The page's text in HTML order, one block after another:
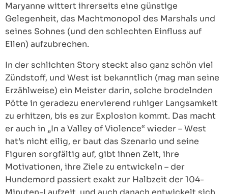
Maryanne wittert ihrerseits eine günstige
Gelegenheit, das Machtmonopol des Marshals und
seines Sohnes (und den schlechten Einfluss auf
Ellen) aufzubrechen.
In der schlichten Story steckt also ganz schön viel
Zündstoff, und West ist bekanntlich (mag man seine
Erzählweise) ein Meister darin, solche brodelnden
Pötte in geradezu enervierend ruhiger Langsamkeit
zu erhitzen, bis es zur Explosion kommt. Das macht
er auch in „In a Valley of Violence“ wieder – West
hat’s nicht eilig, er baut das Szenario und seine
Figuren sorgfältig auf, gibt ihnen Zeit, ihre
Motivationen, ihre Ziele zu entwickeln – der
Hundemord passiert exakt zur Halbzeit der 104-